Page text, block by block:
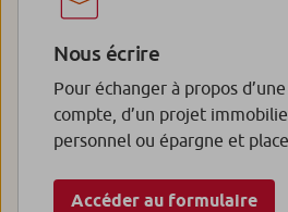
Nous écrire
Pour échanger à propos
compte, d’un projet
personnel ou épargne et
Accéder au formulaire